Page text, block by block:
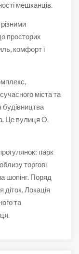
мешканців.
просторих
комфорт і
міста та
Це вулиця О.
парк
торгові
шопінг. Поряд
Локація
та